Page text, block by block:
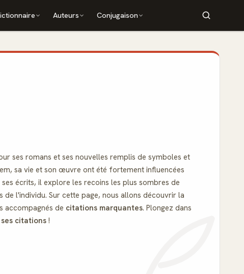
Auteurs Conjugaison
ses romans et ses nouvelles remplis de symboles et
sa vie et son œuvre ont été fortement influencées
écrits, il explore les recoins les plus sombres de
l'individu. Sur cette page, nous allons découvrir la
accompagnés de citations marquantes. Plongez dans
citations!